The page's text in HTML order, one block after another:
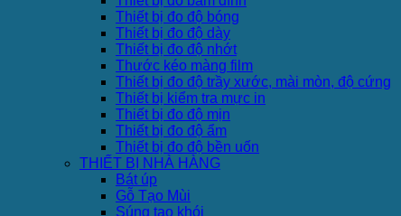
Thiết bị đo độ bóng
Thiết bị đo độ dày
Thiết bị đo độ nhớt
Thước kéo màng film
Thiết bị đo độ trầy xước, mài mòn, độ cứng
Thiết bị kiểm tra mực in
Thiết bị đo độ mịn
Thiết bị đo độ ẩm
Thiết bị đo độ bền uốn
THIẾT BỊ NHÀ HÀNG
Bát úp
Gỗ Tạo Mùi
Súng tạo khói